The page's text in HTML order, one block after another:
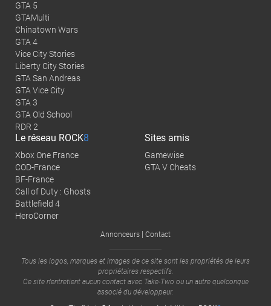
GTA 5
GTAMulti
Chinatown Wars
GTA 4
Vice City Stories
Liberty City Stories
GTA San Andreas
GTA Vice City
GTA 3
GTA Old School
RDR 2
Le réseau ROCK8
Xbox One France
COD-France
BF-France
Call of Duty : Ghosts
Battlefield 4
HeroCorner
Sites amis
Gamewise
GTA V Cheats
Annonceurs | Contact
Tous les logos, marques et images de ce site sont les propriétés de leurs
propriétaires respectifs.
Ce site n'entretient aucun contact avec Take-Two ou un autre quelconque
associé du développeur.